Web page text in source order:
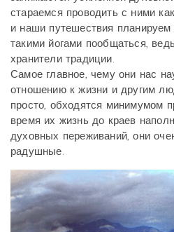
стараемся проводить с ними
и наши путешествия
такими йогами пообщаться,
хранители традиции.
Самое главное, чему они нас
отношению к жизни и другим
просто, обходятся минимумом
время их жизнь до краев
духовных переживаний, они
радушные.